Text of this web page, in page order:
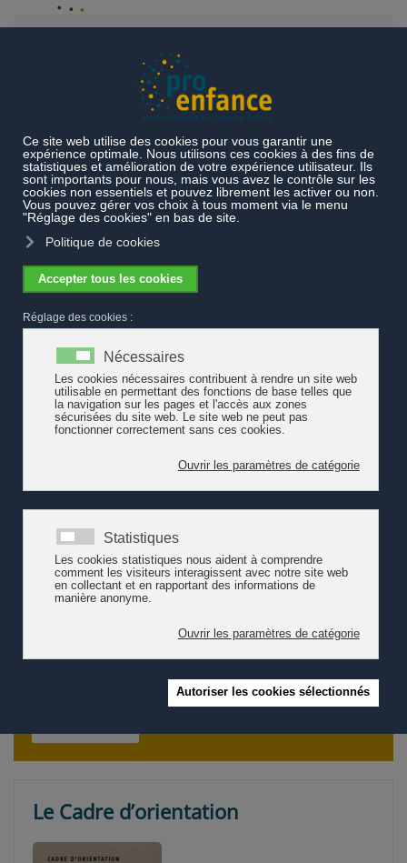
Exemples de pratiques
Accueil de l'enfance au
quotidien
Au-delà des clichés sur le métier d'éducateur et
d'éducatrice de l'enfance
Au-delà des clichés sur le métier
d'éducateur et d'éducatrice de l'enfance
formation ES filière Éducation de l’enfance de la HES-SO Valais.
Une occasion de déjouer des représentations qui ne sont plus
d'actualité et de valoriser le métier d’éducateur∙trice de l’enfance.
Trois sujets sont abordés : « Un métier réservé aux filles » « une
étiquette de nounou » ou encore « le lien essentiel entre
éducateur∙trice et parents pour le bien-être de l’enfant ».
Écouter la chronique "HES-SO Valais-Wallis de Rhône FM
Les finalités et les moyens de
l'accueil de l'enfance au quotidien
selon Pro Enfance
quotidien des professionnel∙le∙s de l’enfance implique de
finalités de l'accueil de l'enfance au quotidien Pour
Le Cadre d’orientation